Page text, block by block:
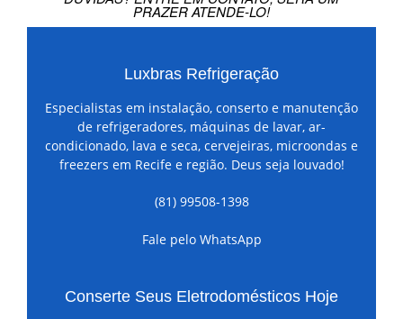
PRAZER ATENDE-LO!
Luxbras Refrigeração
Especialistas em instalação, conserto e manutenção
de refrigeradores, máquinas de lavar, ar-
condicionado, lava e seca, cervejeiras, microondas e
freezers em Recife e região. Deus seja louvado!
(81) 99508-1398
Fale pelo WhatsApp
Conserte Seus Eletrodomésticos Hoje